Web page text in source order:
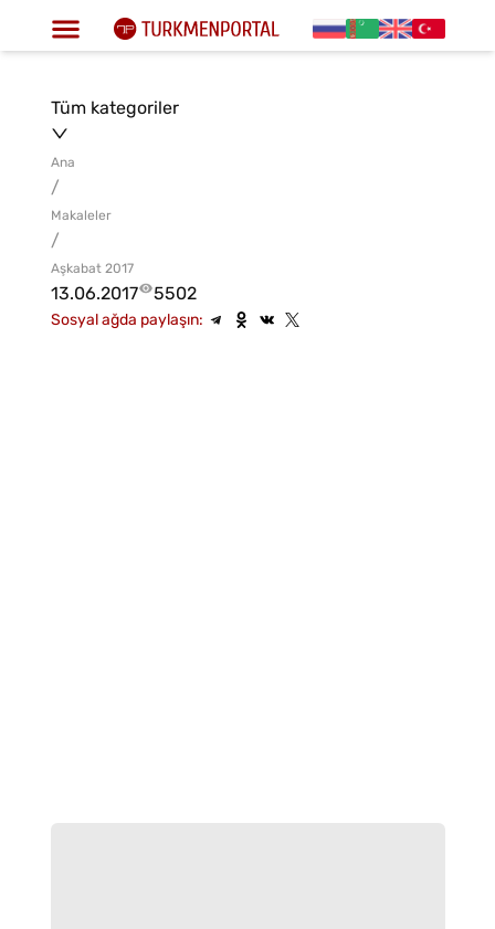
Tüm kategoriler
Ana
/
Makaleler
/
Aşkabat 2017
13.06.2017 5502
Sosyal ağda paylaşın: